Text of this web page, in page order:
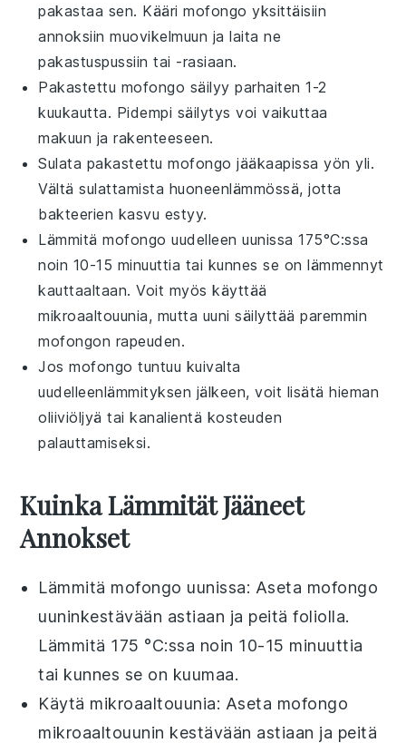
pakastaa sen. Käärimofongo yksittäisiin
annoksiin muovikelmuun ja laita ne
pakastuspussiin tai -rasiaan.
Pakastettu mofongo säilyy parhaiten 1-2
kuukautta. Pidempi säilytys voi vaikuttaa
makuun ja rakenteeseen.
Sulata pakastettumofongo jääkaapissa yön yli.
Vältä sulattamista huoneenlämmössä, jotta
bakteerien kasvu estyy.
Lämmitämofongo uudelleen uunissa 175°C:ssa
noin 10-15 minuuttia tai kunnes se on lämmennyt
kauttaaltaan. Voit myös käyttää
mikroaaltouunia, mutta uuni säilyttää paremmin
mofongon rapeuden.
Josmofongo tuntuu kuivalta
uudelleenlämmityksen jälkeen, voit lisätä hieman
oliiviöljyä taikanalientä kosteuden
palauttamiseksi.
Kuinka Lämmität Jääneet
Annokset
Lämmitä mofongo uunissa: Aseta mofongo
uuninkestävään astiaan ja peitä foliolla.
Lämmitä 175 °C:ssa noin 10-15 minuuttia
tai kunnes se on kuumaa.
Käytä mikroaaltouunia: Aseta mofongo
mikroaaltouunin kestävään astiaan ja peitä